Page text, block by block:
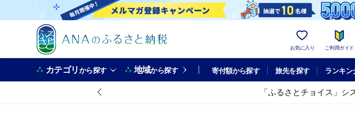
お気に入り ご利用ガイド
カテゴリから探す 地域から探す 寄付額から探す 旅先を探す ランキン
「ふるさとチョイス」シ